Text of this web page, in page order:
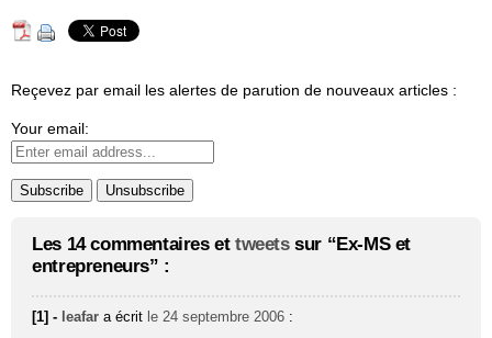
Reçevez par email les alertes de parution de nouveaux articles :
Your email:
Les 14 commentaires et tweetssur “Ex-MS et
entrepreneurs” :
[1] - leafar a écrit le 24 septembre 2006 :